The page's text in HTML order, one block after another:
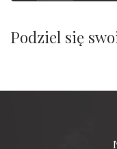
Podziel się